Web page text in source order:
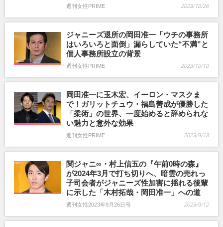
週刊女性PRIME 2023/10/26
ジャニーズ退所の岡田准一「ウチの事務所
はいろいろと面倒」漏らしていた“不満”と
個人事務所設立の背景
週刊女性PRIME 2023/10/10
岡田准一に玉木宏、イーロン・マスクま
で！ガリットチュウ・福島善成が優勝した
「柔術」の世界、一度始めると辞められな
い魅力と意外な効果
週刊女性PRIME 2023/9/13
関ジャニ∞・村上信五の『午前0時の森』
が2024年3月で打ち切りへ、暗雲の売れっ
子司会者がジャニーズ性加害に揺れる後輩
に示した「木村拓哉・岡田准一」への道
週刊女性2023年9月26日号 2023/9/12